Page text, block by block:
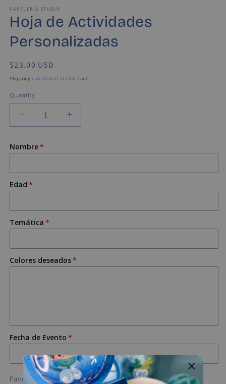
1
in
modal
modal
PAPELERÍA STUDIO
Hoja de Actividades
Personalizadas
Regular
price
$23.00 USD
Shipping calculated at checkout.
Quantity
Quantity
Decrease
quantity
Hoja
Actividades
Personalizadas
Increase
quantity
Hoja
Actividades
Nombre
Edad
Temática
Colores deseados
Fecha de Evento
Favor de llenar el formulario lo más detallado posible. Si